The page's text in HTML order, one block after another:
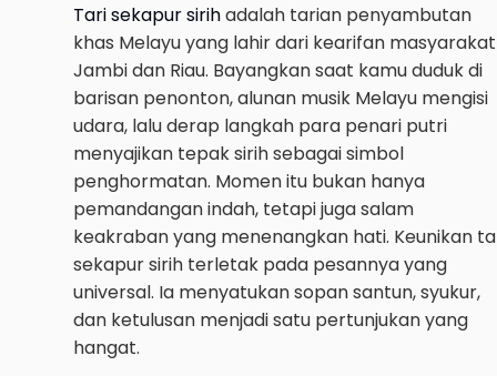
Tari sekapur sirihadalah tarian penyambutan
khas Melayu yang lahir dari kearifan masyarakat
Jambi dan Riau. Bayangkan saat kamu duduk di
barisan penonton, alunan musik Melayu mengisi
udara, lalu derap langkah para penari putri
menyajikan tepak sirih sebagai simbol
penghormatan. Momen itu bukan hanya
pemandangan indah, tetapi juga salam
keakraban yang menenangkan hati. Keunikan
sekapur sirih terletak pada pesannya yang
universal. Ia menyatukan sopan santun, syukur,
dan ketulusan menjadi satu pertunjukan yang
hangat.